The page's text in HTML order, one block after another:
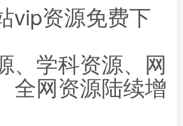
vip资源免费下
、学科资源、网
全网资源陆续增